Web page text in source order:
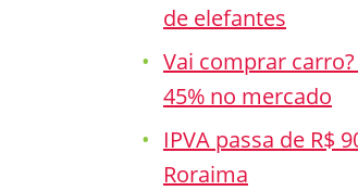
de elefantes
Vai comprar
45% no mercado
IPVA passa de R$
Roraima